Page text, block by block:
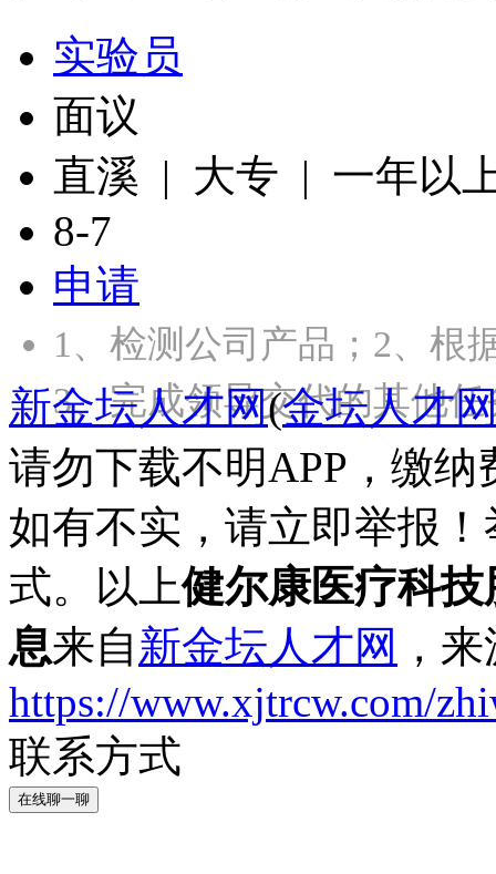
实验员
面议
直溪 | 大专 | 一年以
8-7
申请
1、检测公司产品；2、根
3、完成领导交代的其他
新金坛人才网(金坛人才
请勿下载不明APP，缴
如有不实，请立即举报
式。以上健尔康医疗科
息来自新金坛人才网 ，
https://www.xjtrcw.com/
联系方式
在线聊一聊